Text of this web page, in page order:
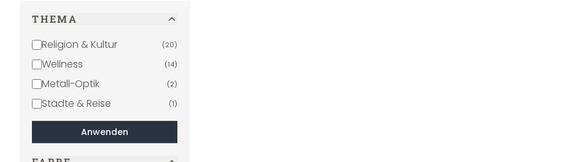
THEMA
Religion & Kultur (20)
Wellness (14)
Metall-Optik (2)
Städte & Reise (1)
Anwenden